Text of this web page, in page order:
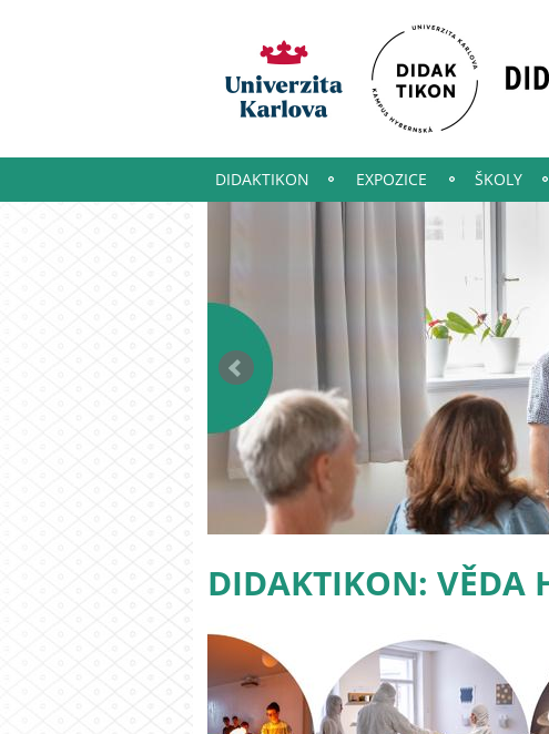
DIDAKTIKON EXPOZICE ŠKOLY
DIDAKTIKON: VĚDA